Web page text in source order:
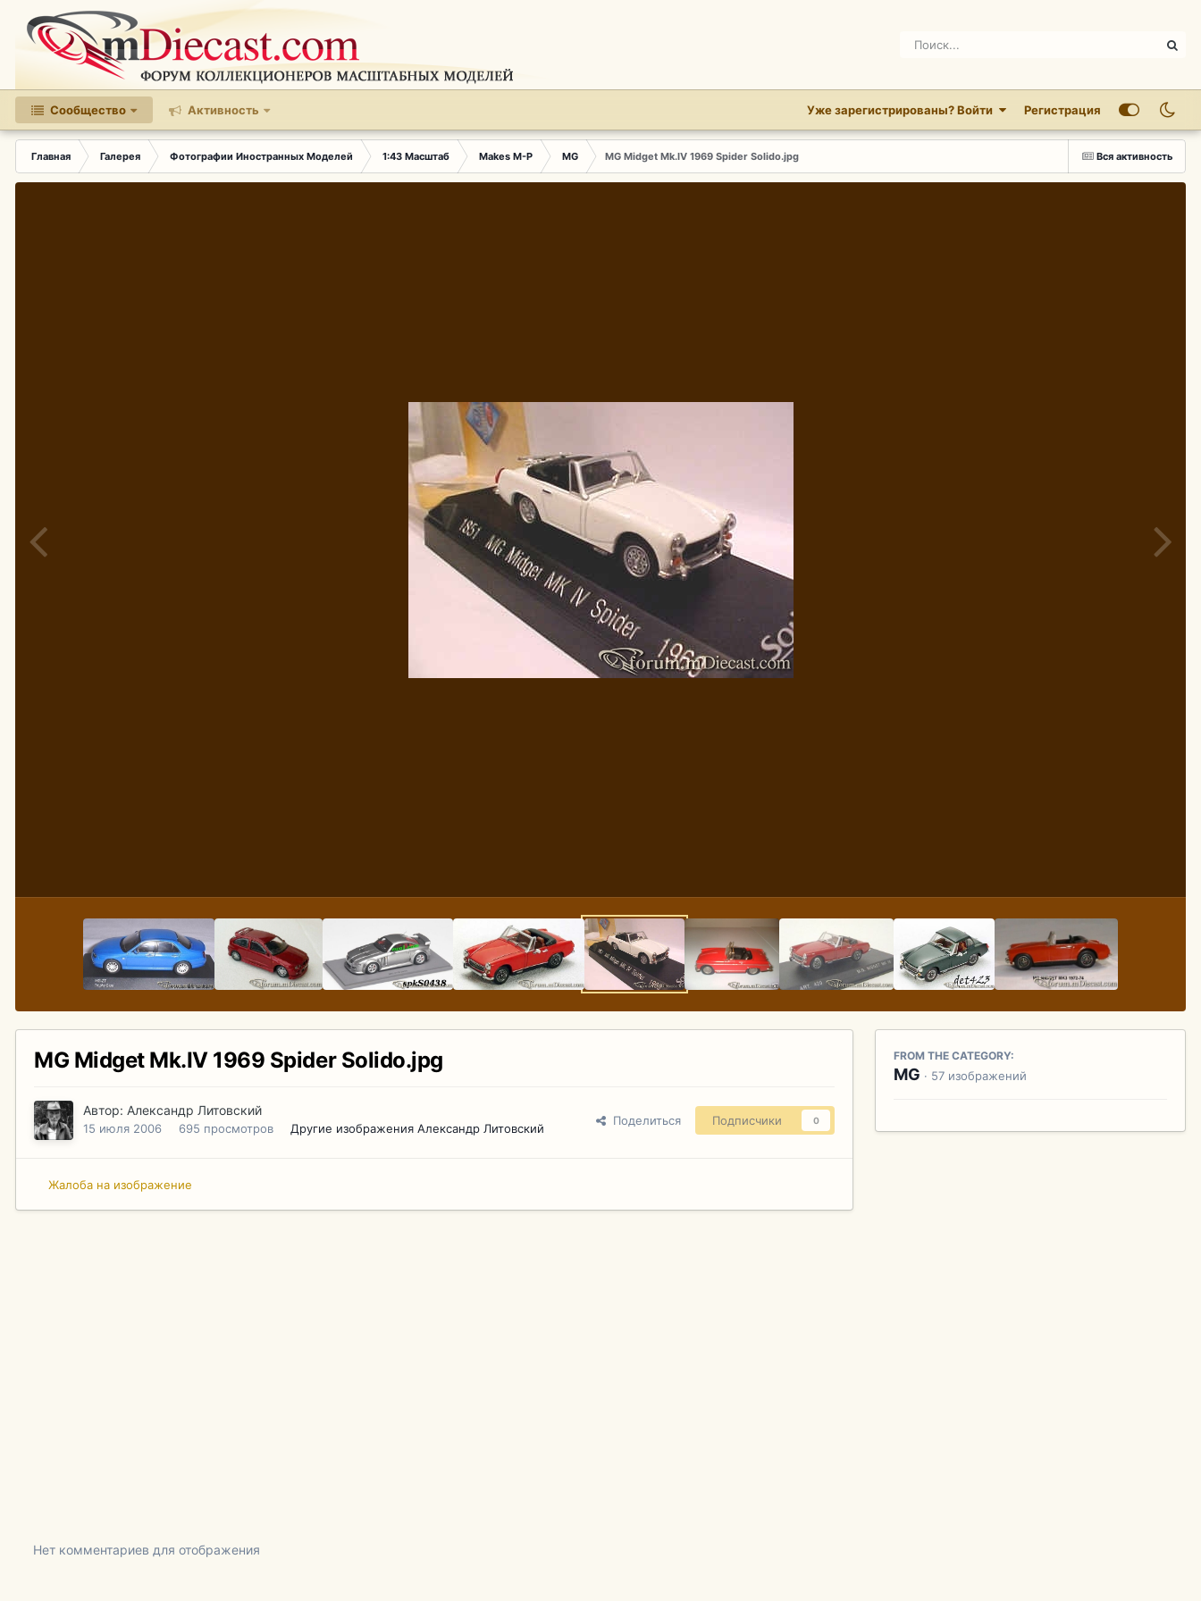
Сообщество Активность Уже зарегистрированы? Войти Регистрация
Вся активность
Главная Галерея Фотографии Иностранных Моделей 1:43 Масштаб Makes M-P MG MG Midget Mk.IV 1969 Spider Solido.jpg
MG Midget Mk.IV 1969 Spider Solido.jpg
Автор: Александр Литовский
15 июля 2006 695 просмотров Другие изображения Александр Литовский
Поделиться Подписчики 0
Жалоба на изображение
FROM THE CATEGORY:
MG · 57 изображений
Нет комментариев для отображения